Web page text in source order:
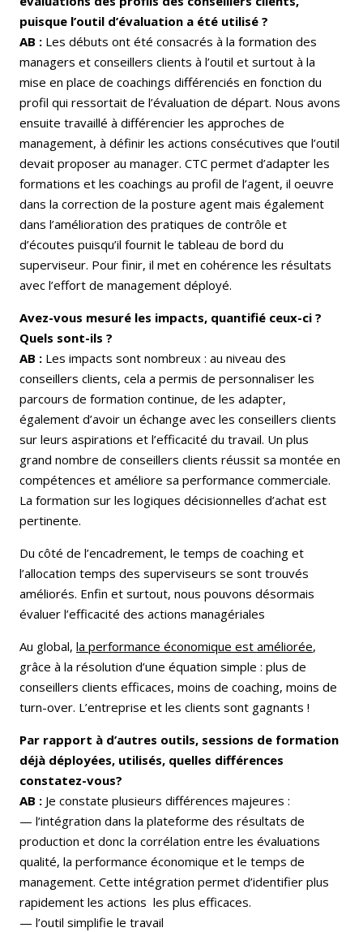
puisque l’outil d’évaluation a été utilisé ?
AB : Les débuts ont été consacrés à la formation des
managers et conseillers clients à l’outil et surtout à la
mise en place de coachings différenciés en fonction du
profil qui ressortait de l’évaluation de départ. Nous avons
ensuite travaillé à différencier les approches de
management, à définir les actions consécutives que l’outil
devait proposer au manager. CTC permet d’adapter les
formations et les coachings au profil de l’agent, il oeuvre
dans la correction de la posture agent mais également
dans l’amélioration des pratiques de contrôle et
d’écoutes puisqu’il fournit le tableau de bord du
superviseur. Pour finir, il met en cohérence les résultats
avec l’effort de management déployé.
Avez-vous mesuré les impacts, quantifié ceux-ci ?
Quels sont-ils ?
AB : Les impacts sont nombreux : au niveau des
conseillers clients, cela a permis de personnaliser les
parcours de formation continue, de les adapter,
également d’avoir un échange avec les conseillers clients
sur leurs aspirations et l’efficacité du travail. Un plus
grand nombre de conseillers clients réussit sa montée en
compétences et améliore sa performance commerciale.
La formation sur les logiques décisionnelles d’achat est
pertinente.
Du côté de l’encadrement, le temps de coaching et
l’allocation temps des superviseurs se sont trouvés
améliorés. Enfin et surtout, nous pouvons désormais
évaluer l’efficacité des actions managériales
Au global, la performance économique est améliorée,
grâce à la résolution d’une équation simple : plus de
conseillers clients efficaces, moins de coaching, moins de
turn-over. L’entreprise et les clients sont gagnants !
Par rapport à d’autres outils, sessions de formation
déjà déployées, utilisés, quelles différences
constatez-vous?
AB : Je constate plusieurs différences majeures :
— l’intégration dans la plateforme des résultats de
production et donc la corrélation entre les évaluations
qualité, la performance économique et le temps de
management. Cette intégration permet d’identifier plus
rapidement les actions les plus efficaces.
— l’outil simplifie le travail